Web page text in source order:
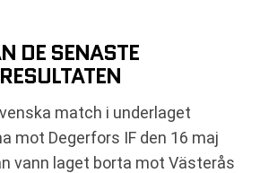
DE SENASTE
match i underlaget
mot Degerfors IF den 16 maj
vann laget borta mot Västerås